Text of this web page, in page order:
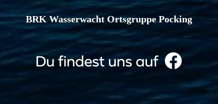
BRK Wasserwacht Ortsgruppe Pocking